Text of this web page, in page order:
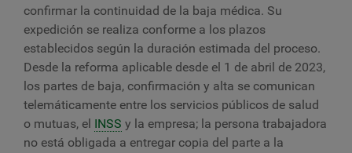
confirmar la continuidad de la baja médica. Su
expedición se realiza conforme a los plazos
establecidos según la duración estimada del proceso.
Desde la reforma aplicable desde el 1 de abril de 2023,
los partes de baja, confirmación y alta se comunican
telemáticamente entre los servicios públicos de salud
o mutuas, el INSS y la empresa; la persona trabajadora
no está obligada a entregar copia del parte a la